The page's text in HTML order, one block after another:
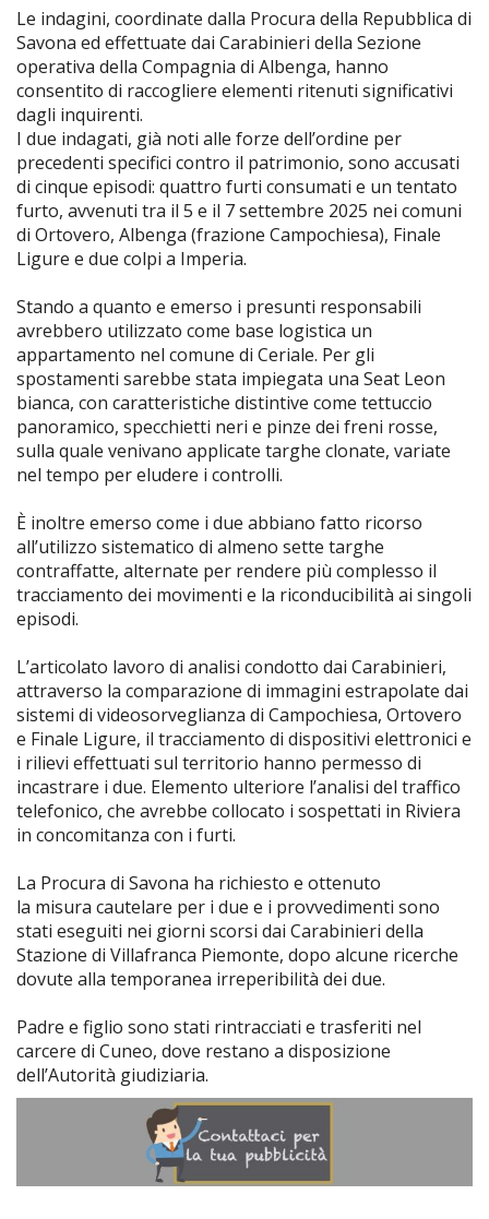
Le indagini, coordinate dalla Procura della Repubblica di
Savona ed effettuate dai Carabinieri della Sezione
operativa della Compagnia di Albenga, hanno
consentito di raccogliere elementi ritenuti significativi
dagli inquirenti.
I due indagati, già noti alle forze dell’ordine per
precedenti specifici contro il patrimonio, sono accusati
di cinque episodi: quattro furti consumati e un tentato
furto, avvenuti tra il 5 e il 7 settembre 2025 nei comuni
di Ortovero, Albenga (frazione Campochiesa), Finale
Ligure e due colpi a Imperia.
Stando a quanto e emerso i presunti responsabili
avrebbero utilizzato come base logistica un
appartamento nel comune di Ceriale. Per gli
spostamenti sarebbe stata impiegata una Seat Leon
bianca, con caratteristiche distintive come tettuccio
panoramico, specchietti neri e pinze dei freni rosse,
sulla quale venivano applicate targhe clonate, variate
nel tempo per eludere i controlli.
È inoltre emerso come i due abbiano fatto ricorso
all’utilizzo sistematico di almeno sette targhe
contraffatte, alternate per rendere più complesso il
tracciamento dei movimenti e la riconducibilità ai singoli
episodi.
L’articolato lavoro di analisi condotto dai Carabinieri,
attraverso la comparazione di immagini estrapolate dai
sistemi di videosorveglianza di Campochiesa, Ortovero
e Finale Ligure, il tracciamento di dispositivi elettronici e
i rilievi effettuati sul territorio hanno permesso di
incastrare i due. Elemento ulteriore l’analisi del traffico
telefonico, che avrebbe collocato i sospettati in Riviera
in concomitanza con i furti.
La Procura di Savona ha richiesto e ottenuto
la misura cautelare per i due e i provvedimenti sono
stati eseguiti nei giorni scorsi dai Carabinieri della
Stazione di Villafranca Piemonte, dopo alcune ricerche
dovute alla temporanea irreperibilità dei due.
Padre e figlio sono stati rintracciati e trasferiti nel
carcere di Cuneo, dove restano a disposizione
dell’Autorità giudiziaria.